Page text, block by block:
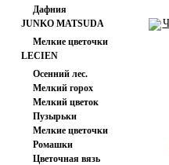
Дафния
JUNKO MATSUDA
Мелкие цветочки
LECIEN
Осенний лес.
Мелкий горох
Мелкий цветок
Пузырьки
Мелкие цветочки
Ромашки
Цветочная вязь